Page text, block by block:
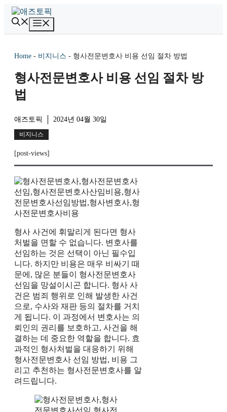
뉴
Home - 비지니스 - 형사전문변호사 비용 선임 절차 방법
형사전문변호사 비용 선임 절차 방
법
애즈토픽 2024년 04월 30일
비지니스
[post-views]
형사 사건에 휘말리게 된다면 형사
처벌을 면할 수 없습니다. 변호사를
선임하는 것은 선택이 아닌 필수입
니다. 하지만 비용은 매우 비싸기 때
문에, 많은 분들이 형사전문변호사
선임을 망설이시곤 합니다. 형사 사
건은 범죄 행위로 인해 발생한 사건
으로, 수사와 재판 등의 절차를 거치
게 됩니다. 이 과정에서 변호사는 의
뢰인의 권리를 보호하고, 사건을 해
결하는 데 중요한 역할을 합니다. 효
과적인 형사처벌을 대응하기 위해
형사전문변호사 선임 방법, 비용 그
리고 추천하는 형사전문변호사를 알
려드립니다.